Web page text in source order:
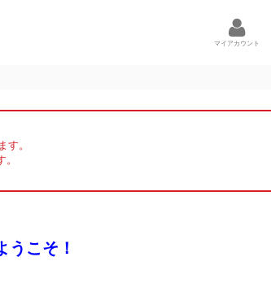
マイアカウント
す。
うこそ！